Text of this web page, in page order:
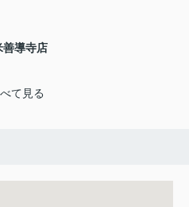
善導寺店
て見る